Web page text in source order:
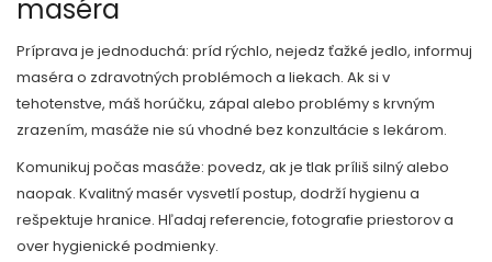
maséra
Príprava je jednoduchá: príd rýchlo, nejedz ťažké jedlo, informuj
maséra o zdravotných problémoch a liekach. Ak si v
tehotenstve, máš horúčku, zápal alebo problémy s krvným
zrazením, masáže nie sú vhodné bez konzultácie s lekárom.
Komunikuj počas masáže: povedz, ak je tlak príliš silný alebo
naopak. Kvalitný masér vysvetlí postup, dodrží hygienu a
rešpektuje hranice. Hľadaj referencie, fotografie priestorov a
over hygienické podmienky.